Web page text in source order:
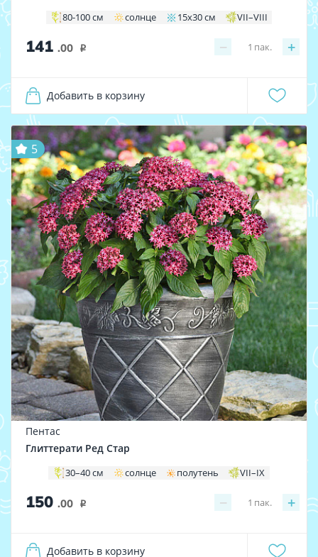
80-100 см солнце 15х30 см VII–VIII
141 .00 i − +
1 пак.
Добавить в корзину
5
Пентас
Глиттерати Ред Стар
30–40 см солнце полутень VII–IX
150 .00 i − +
1 пак.
Добавить в корзину